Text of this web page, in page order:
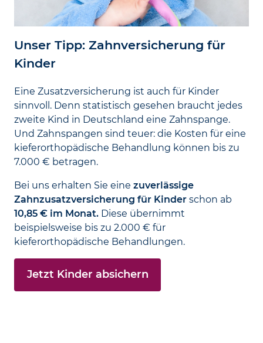
Unser Tipp: Zahn­versicherung für
Kinder
Eine Zusatzversicherung ist auch für Kinder
sinnvoll. Denn statistisch gesehen braucht jedes
zweite Kind in Deutschland eine Zahnspange.
Und Zahnspangen sind teuer: die Kosten für eine
kieferorthopädische Behandlung können bis zu
7.000 € betragen.
Bei uns erhalten Sie eine zuverlässige
Zahnzusatzversicherung für Kinder schon ab
10,85 € im Monat. Diese übernimmt
beispielsweise bis zu 2.000 € für
kieferorthopädische Behandlungen.
Jetzt Kinder absichern